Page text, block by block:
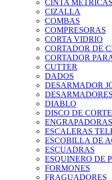
CINTA
CIZALLA
COMBAS
COMPRESORAS
CORTA VIDRIO
CORTADOR DE
CORTADOR
CUTTER
DADOS
DESARMADOR
DESARMADORES
DIABLO
DISCO DE CORTE
ENGRAPADORAS
ESCALERAS
ESCOBILLA DE
ESCUADRAS
ESQUINERO DE
FORMONES
FRAGUADORES